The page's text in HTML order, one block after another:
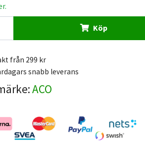
Köp
från 299 kr
snabb leverans
ACO